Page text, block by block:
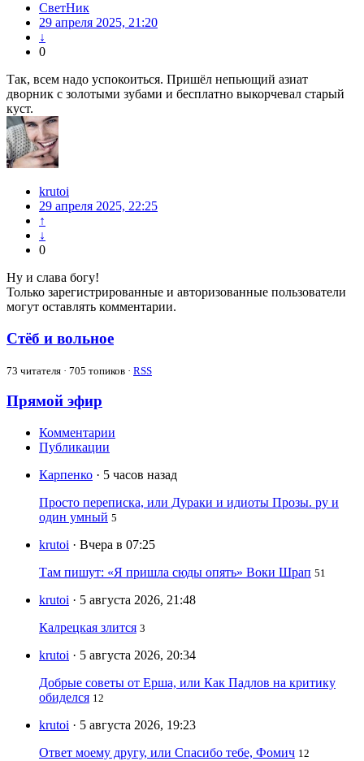
СветНик
29 апреля 2025, 21:20
↓
0
Так, всем надо успокоиться. Пришёл непьющий азиат
дворник с золотыми зубами и бесплатно выкорчевал старый
куст.
krutoi
29 апреля 2025, 22:25
↑
↓
0
Ну и слава богу!
Только зарегистрированные и авторизованные пользователи
могут оставлять комментарии.
Стёб и вольное
73 читателя · 705 топиков · RSS
Прямой эфир
Комментарии
Публикации
Карпенко · 5 часов назад
Просто переписка, или Дураки и идиоты Прозы. ру и
один умный 5
krutoi · Вчера в 07:25
Там пишут: «Я пришла сюды опять» Воки Шрап 51
krutoi · 5 августа 2026, 21:48
Калрецкая злится 3
krutoi · 5 августа 2026, 20:34
Добрые советы от Ерша, или Как Падлов на критику
обиделся 12
krutoi · 5 августа 2026, 19:23
Ответ моему другу, или Спасибо тебе, Фомич 12